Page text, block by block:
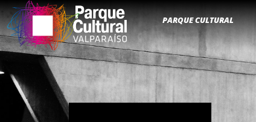
PARQUE CULTURAL